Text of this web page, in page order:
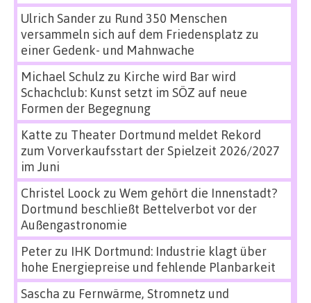
Ulrich Sanderzu Rund 350 Menschen
versammeln sich auf dem Friedensplatz zu
einer Gedenk- und Mahnwache
Michael Schulz zu Kirche wird Bar wird
Schachclub: Kunst setzt im SÖZ auf neue
Formen der Begegnung
Katte zu Theater Dortmund meldet Rekord
zum Vorverkaufsstart der Spielzeit 2026/2027
im Juni
Christel Loock zu Wem gehört die Innenstadt?
Dortmund beschließt Bettelverbot vor der
Außengastronomie
Peterzu IHK Dortmund: Industrie klagt über
hohe Energiepreise und fehlende Planbarkeit
Sascha zu Fernwärme, Stromnetz und